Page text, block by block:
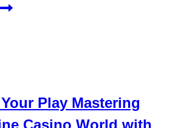
Play Mastering
Casino World with